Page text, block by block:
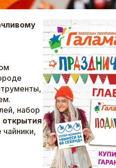
набор
открытия